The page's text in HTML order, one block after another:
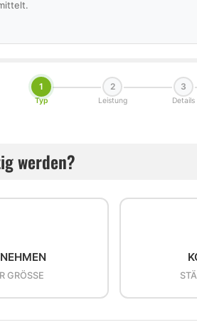
1
Typ
2
Leistung
3
Details
werden?